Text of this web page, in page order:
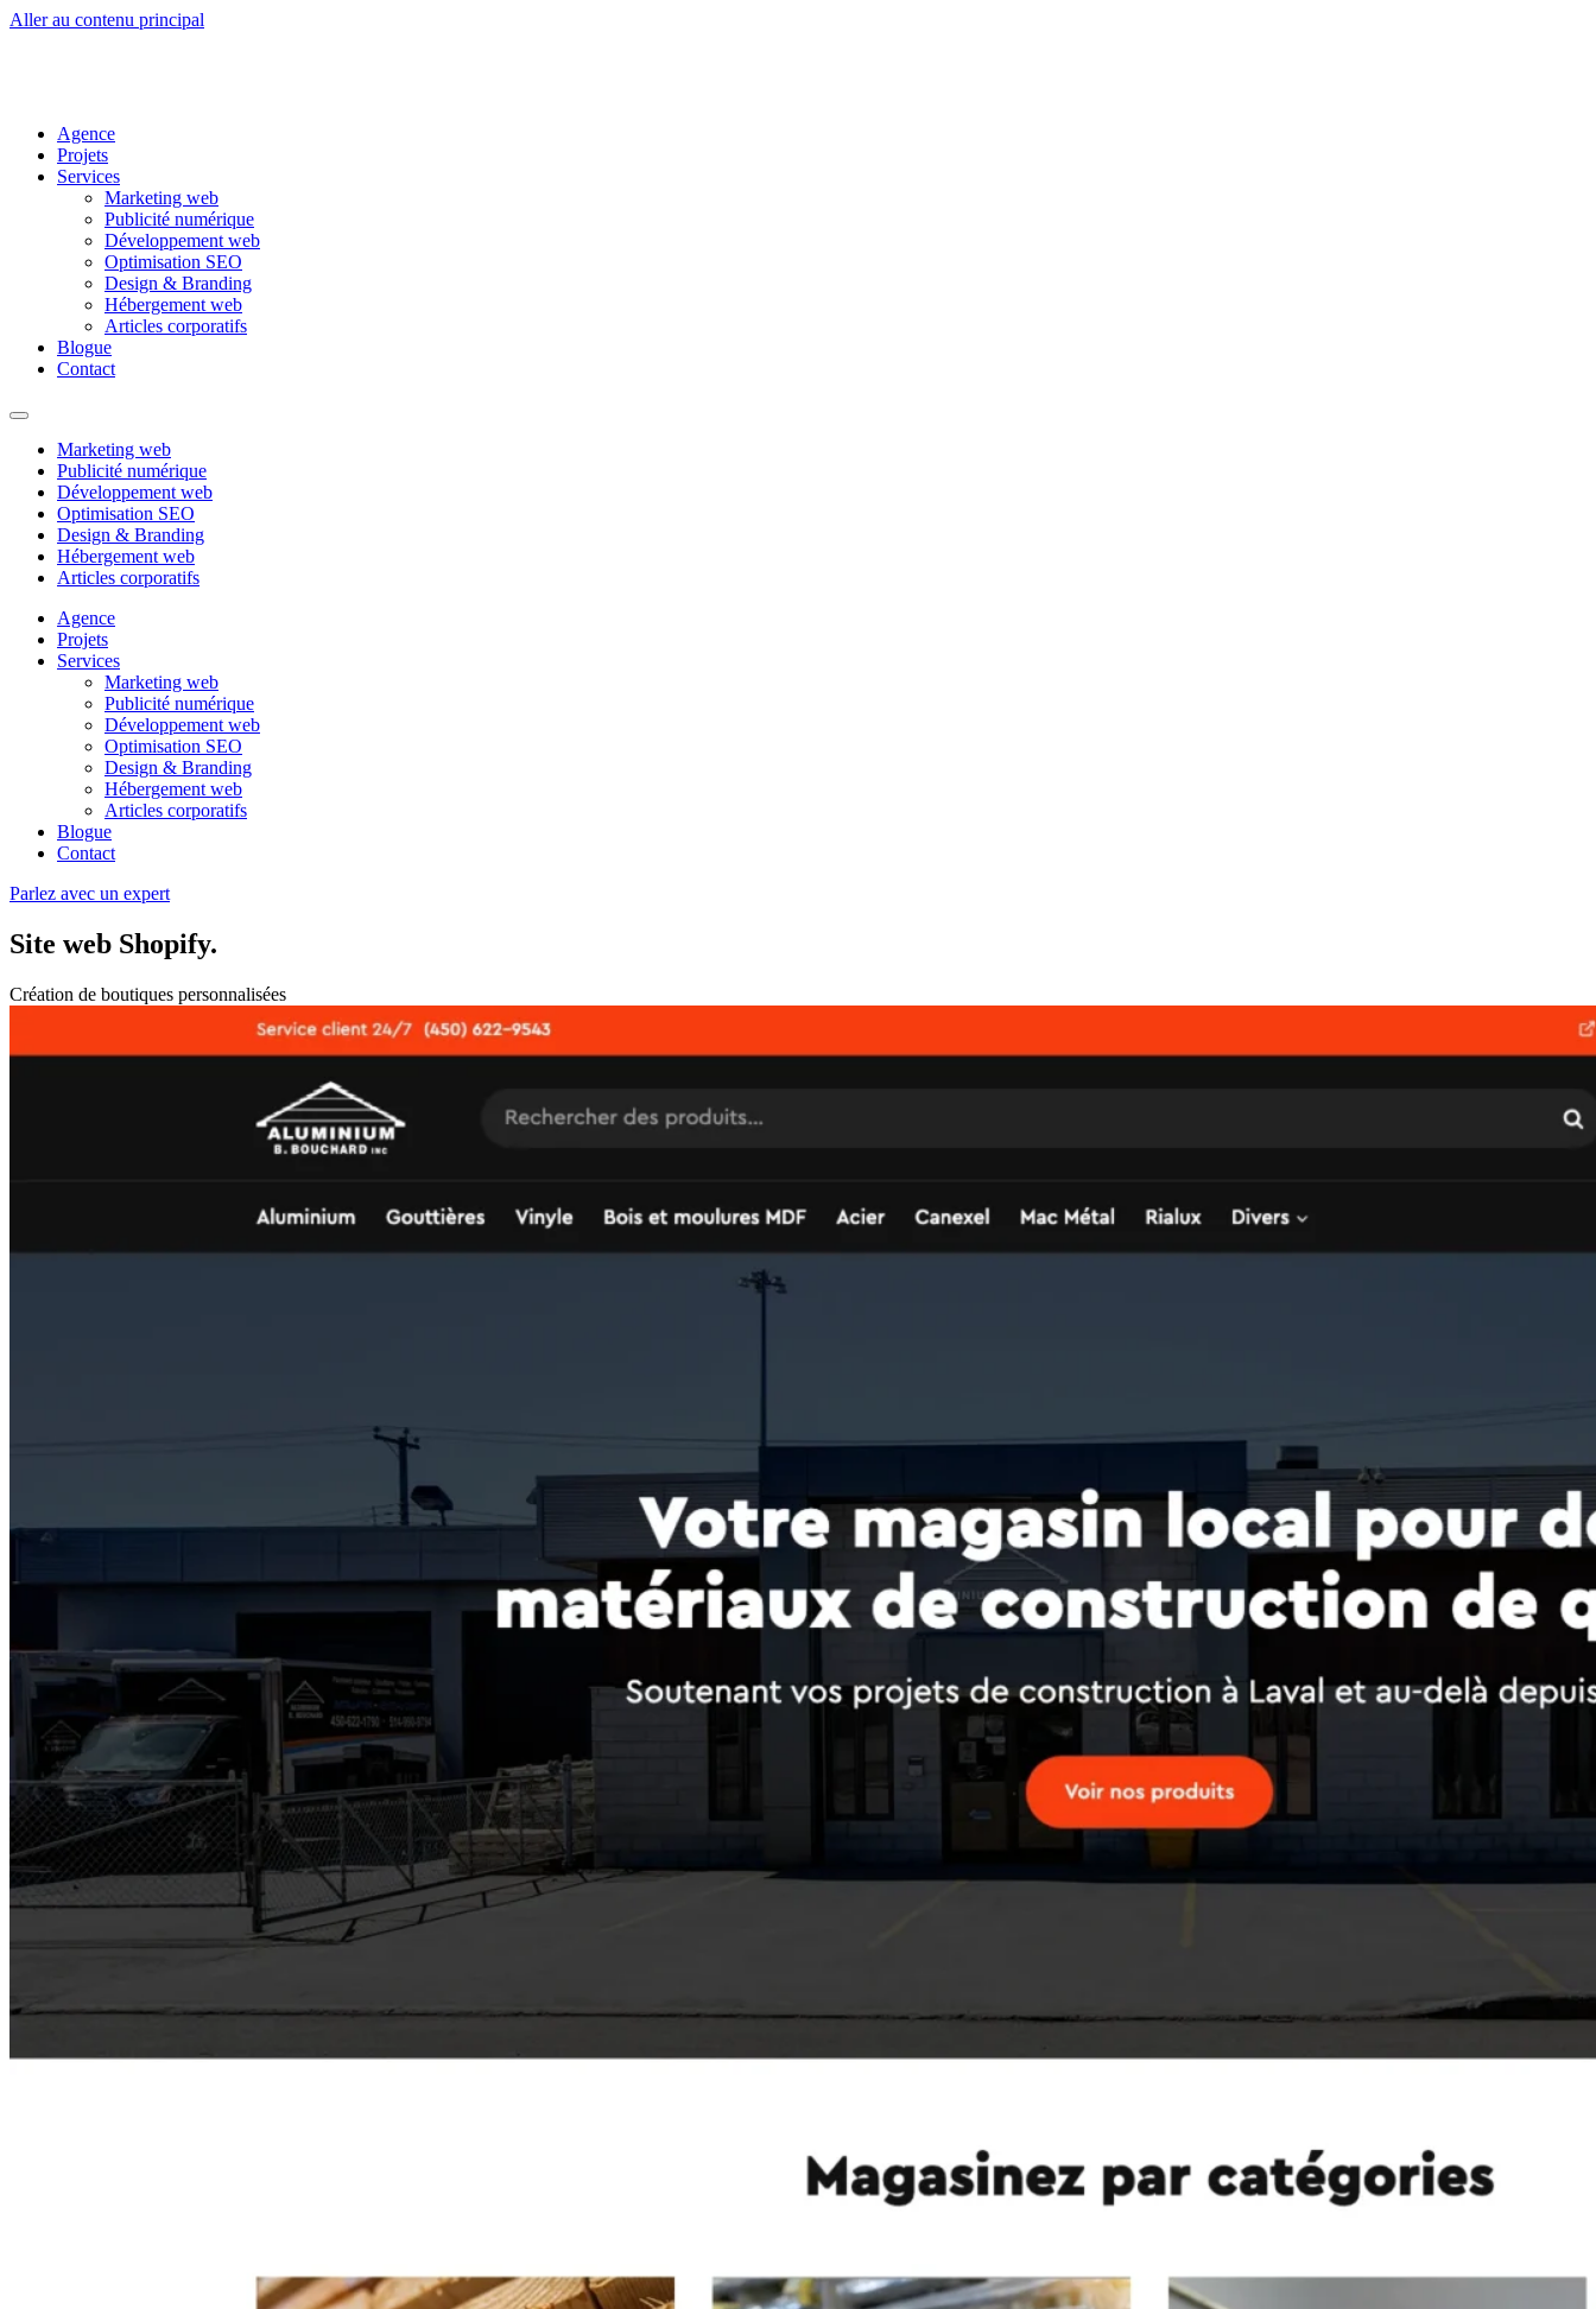
Aller au contenu principal
Agence
Projets
Services
Marketing web
Publicité numérique
Développement web
Optimisation SEO
Design & Branding
Hébergement web
Articles corporatifs
Blogue
Contact
Marketing web
Publicité numérique
Développement web
Optimisation SEO
Design & Branding
Hébergement web
Articles corporatifs
Agence
Projets
Services
Marketing web
Publicité numérique
Développement web
Optimisation SEO
Design & Branding
Hébergement web
Articles corporatifs
Blogue
Contact
Parlez avec un expert
Site web Shopify.
Création de boutiques personnalisées